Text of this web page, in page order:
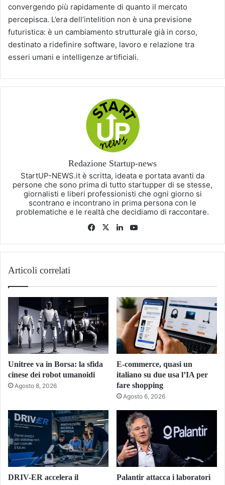
convergendo più rapidamente di quanto il mercato
percepisca. L’era dell’intelition non è una previsione
futuristica: è un cambiamento strutturale già in corso,
destinato a ridefinire software, lavoro e relazione tra
esseri umani e intelligenze artificiali.
Redazione Startup-news
StartUP-NEWS.it è scritta, ideata e portata avanti da
persone che sono prima di tutto startupper di se stesse,
giornalisti e liberi professionisti che ogni giorno si
scontrano e incontrano in prima persona con le
problematiche e le realtà che decidiamo di raccontare.
Facebook
X LinkedIn
Articoli correlati
Unitree va in Borsa: la sfida
cinese dei robot umanoidi
Agosto 8, 2026
E-commerce, quasi un
italiano su due usa l’IA per
fare shopping
Agosto 6, 2026
DRIV-ER accelera il
Palantir attacca i laboratori